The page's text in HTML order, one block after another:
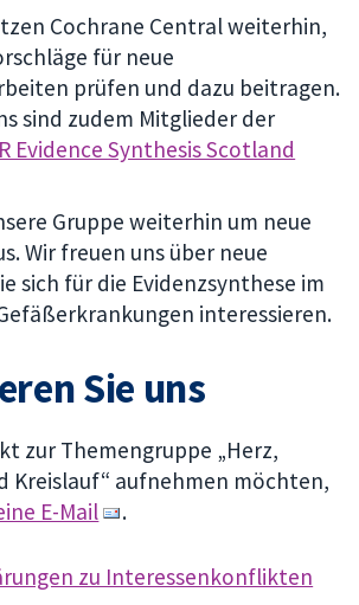
Cochrane Central weiterhin,
für neue
prüfen und dazu beitragen.
sind zudem Mitglieder der
Evidence Synthesis Scotland
Gruppe weiterhin um neue
Wir freuen uns über neue
sich für die Evidenzsynthese im
interessieren.
Sie uns
zur Themengruppe „Herz,
Kreislauf“ aufnehmen möchten,
E-Mail
.
zu Interessenkonflikten